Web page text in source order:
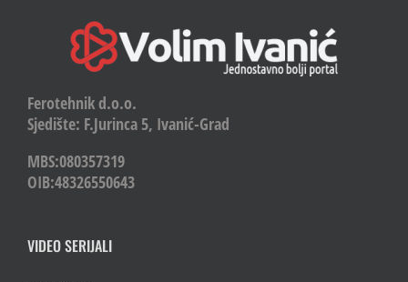
Ferotehnik d.o.o.
Sjedište: F.Jurinca 5, Ivanić-Grad
MBS:080357319
OIB:48326550643
VIDEO SERIJALI